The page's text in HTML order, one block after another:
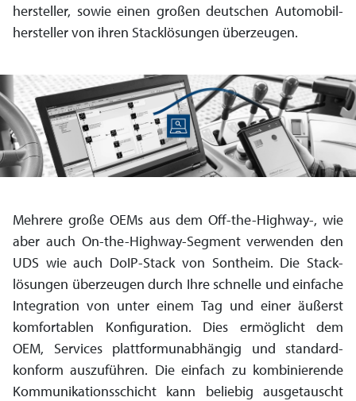
hersteller, sowie einen großen deutschen Automobil­
hersteller von ihren Stack­lösungen überzeugen.
Mehrere große OEMs aus dem Off-the-Highway-, wie
aber auch On-the-Highway-Segment verwenden den
UDS wie auch DoIP-Stack von Sontheim. Die Stack­
lösungen überzeugen durch Ihre schnelle und einfache
Inte­gration von unter einem Tag und einer äußerst
komfor­tablen Konfi­guration. Dies ermöglicht dem
OEM, Services platt­formunab­hängig und standard­
konform auszuführen. Die einfach zu kombinierende
Kommu­nikations­schicht kann beliebig ausgetauscht